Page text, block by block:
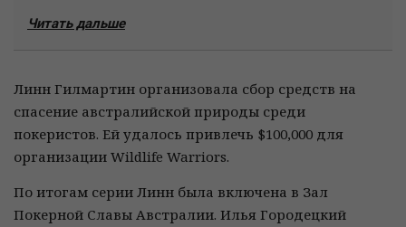
Читать дальше
Линн Гилмартин организовала сбор средств на
спасение австралийской природы среди
покеристов. Ей удалось привлечь $100,000 для
организации Wildlife Warriors.
По итогам серии Линн была включена в Зал
Покерной Славы Австралии. Илья Городецкий